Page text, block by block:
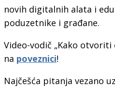
novih digitalnih alata i
poduzetnike i građane.
Video-vodič „Kako
na poveznici!
Najčešća pitanja vezano